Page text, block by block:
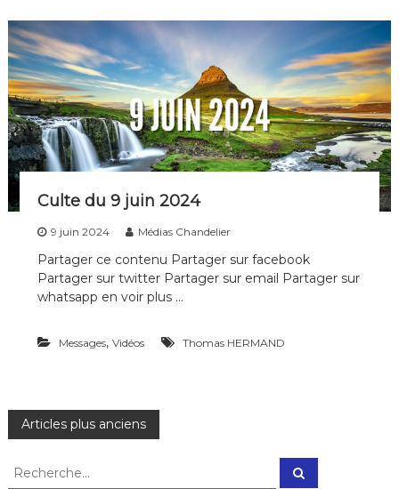
u
i
n
2
0
2
4
Culte du 9 juin 2024
9 juin 2024 Médias Chandelier
Partager ce contenu Partager sur facebook
Partager sur twitter Partager sur email Partager sur
whatsapp en voir plus …
Messages, Vidéos Thomas HERMAND
N
a
Articles plus anciens
R
R